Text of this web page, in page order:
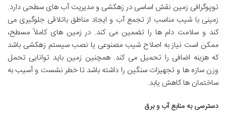
توپوگرافی زمین نقش اساسی در زهکشی و مدیریت آب های سطحی دارد.
زمینی با شیب مناسب از تجمع آب و ایجاد مناطق باتلاقی جلوگیری می
کند و سلامت دام ها را تضمین می کند. در زمین های کاملاً مسطح،
ممکن است نیاز به اصلاح شیب مصنوعی یا نصب سیستم زهکشی باشد
که هزینه اضافی را تحمیل می کند. همچنین زمین باید توانایی تحمل
وزن سازه ها و تجهیزات سنگین را داشته باشد تا خطر نشست و آسیب به
ساختمان ها کاهش یابد.
دسترسی به منابع آب و برق